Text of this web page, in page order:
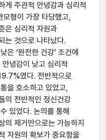
게 주관적 안녕감과 심리적
형이 가장 타당했고,
은 심리적 자원과
는 것으로 나타났다.
은 ‘완전한 건강’ 조건에
녕감이 낮고 심리적
였다. 전반적으로
을 호소하고 있었고,
의 전반적인 정신건강
있었다. 논의를 통해
의 제거만으로는 가능하지
자원의 확보가 중요함을